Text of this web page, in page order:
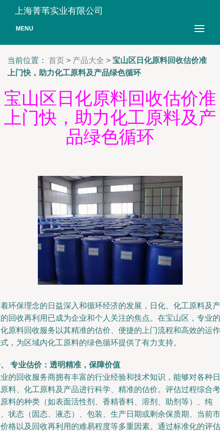
上海菁苇实业有限公司
MENU
当前位置： 首页 > 产品大全 > 宝山区日化原料回收估价准
上门快，助力化工原料及产品绿色循环
宝山区日化原料回收估价准
上门快，助力化工原料及产
品绿色循环
环保理念的日益深入和循环经济的发展，日化、化工原料及产
回收再利用已成为企业和个人关注的焦点。在宝山区，专业的
原料回收服务以其精准的估价、便捷的上门流程和高效的运作
，为区域内化工原料的绿色循环提供了有力支持。
专业估价：透明精准，保障价值
的回收服务商拥有丰富的行业经验和技术知识，能够对各种日
料、化工原料及产品进行科学、精准的估价。评估过程综合考
料的种类（如表面活性剂、香精香料、溶剂、助剂等）、纯
状态（固态、液态）、包装、生产日期或剩余保质期、当前市
格以及回收再利用的难易程度等多重因素。通过标准化的评估